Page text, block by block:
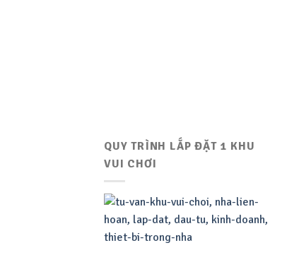
QUY TRÌNH LẮP ĐẶT 1 KHU
VUI CHƠI